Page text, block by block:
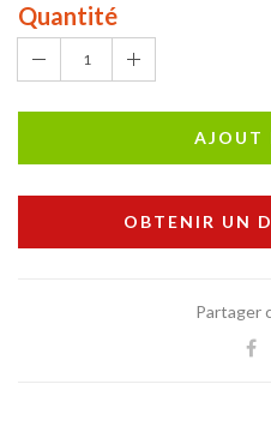
Quantité
1
AJOUT
OBTENIR UN
Partager